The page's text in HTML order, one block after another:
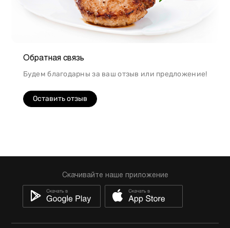
Обратная связь
Будем благодарны за ваш отзыв или предложение!
Оставить отзыв
Скачивайте наше приложение